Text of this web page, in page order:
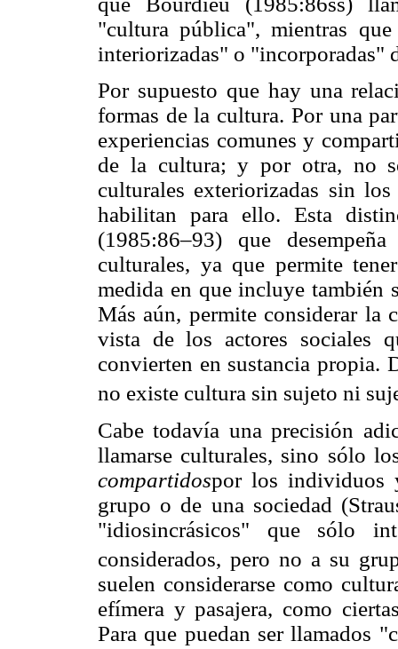
"cultura pública", mientras
interiorizadas" o "incorporadas"
Por supuesto que hay una
formas de la cultura. Por una
experiencias comunes y
de la cultura; y por otra, no
culturales exteriorizadas sin
habilitan para ello. Esta
(1985:86–93) que
culturales, ya que permite
medida en que incluye también
Más aún, permite considerar la
vista de los actores sociales
convierten en sustancia propia.
no existe cultura sin sujeto ni
Cabe todavía una precisión
llamarse culturales, sino sólo
compartidospor los
grupo o de una sociedad
"idiosincrásicos" que sólo
considerados, pero no a su
suelen considerarse como
efímera y pasajera, como
Para que puedan ser llamados